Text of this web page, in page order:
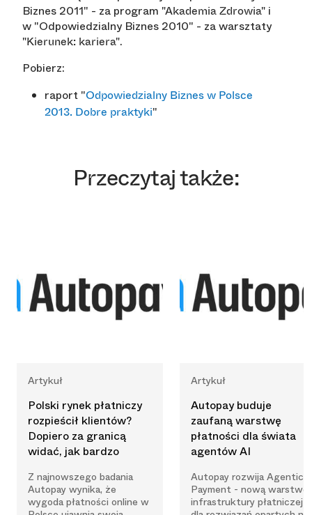
Biznes 2011" - za program "Akademia Zdrowia" i
w "Odpowiedzialny Biznes 2010" - za warsztaty
"Kierunek: kariera".
Pobierz:
raport "Odpowiedzialny Biznes w Polsce
2013. Dobre praktyki"
Przeczytaj także:
Artykuł
Polski rynek płatniczy
rozpieścił klientów?
Dopiero za granicą
widać, jak bardzo
Z najnowszego badania
Autopay wynika, że
wygoda płatności online w
Artykuł
Autopay buduje
zaufaną warstwę
płatności dla świata
agentów AI
Autopay rozwija Agentic
Payment - nową warstwę
infrastruktury płatniczej